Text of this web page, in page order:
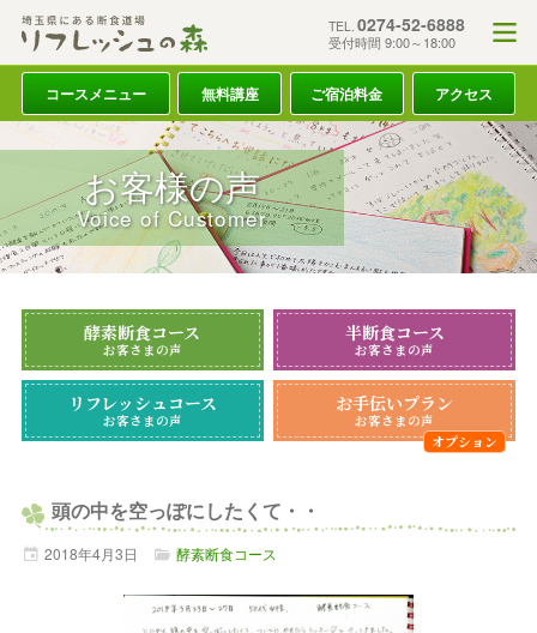
TEL. 0274-52-6888
受付時間 9:00～18:00
コースメニュー 無料講座 ご宿泊料金 アクセス
お客様の声
Voice of Customer
酵素断食コース
お客さまの声
半断食コース
お客さまの声
リフレッシュコース
お客さまの声
お手伝いプラン
お客さまの声
頭の中を空っぽにしたくて・・
2018年4月3日 酵素断食コース